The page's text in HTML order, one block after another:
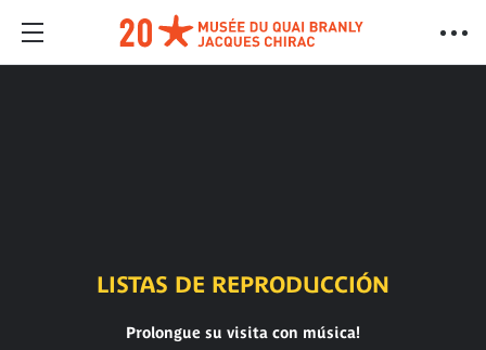
LISTAS DE REPRODUCCIÓN
Prolongue su visita con música!